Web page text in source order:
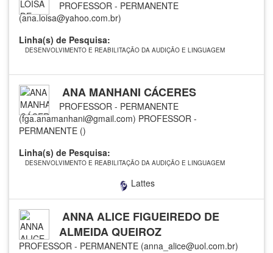
PROFESSOR - PERMANENTE
(ana.loisa@yahoo.com.br)
Linha(s) de Pesquisa:
DESENVOLVIMENTO E REABILITAÇÃO DA AUDIÇÃO E LINGUAGEM
ANA MANHANI CÁCERES
PROFESSOR - PERMANENTE
(fga.anamanhani@gmail.com) PROFESSOR -
PERMANENTE ()
Linha(s) de Pesquisa:
DESENVOLVIMENTO E REABILITAÇÃO DA AUDIÇÃO E LINGUAGEM
Lattes
ANNA ALICE FIGUEIREDO DE
ALMEIDA QUEIROZ
PROFESSOR - PERMANENTE (anna_alice@uol.com.br)